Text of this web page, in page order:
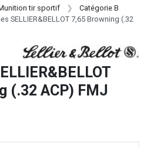
tir sportif
Catégorie B
SELLIER&BELLOT 7,65 Browning (.32
(.32 ACP) FMJ